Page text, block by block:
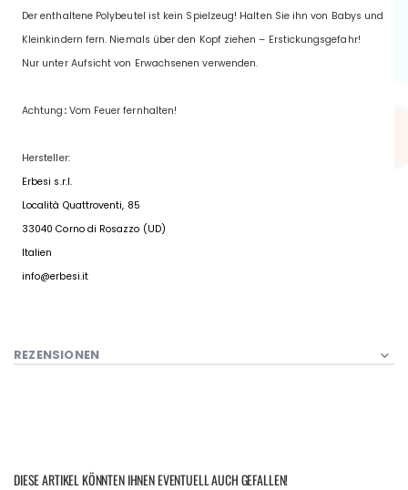
Der enthaltene Polybeutel ist kein Spielzeug! Halten Sie ihn von Babys und
Kleinkindern fern. Niemals über den Kopf ziehen – Erstickungsgefahr!
Nur unter Aufsicht von Erwachsenen verwenden.
Achtung :Vom Feuer fernhalten!
Hersteller:
Erbesi s.r.l.
Località Quattroventi, 85
33040 Corno di Rosazzo (UD)
Italien
info@erbesi.it
REZENSIONEN
DIESE ARTIKEL KÖNNTEN IHNEN EVENTUELL AUCH GEFALLEN!